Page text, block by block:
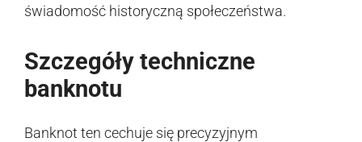
świadomość historyczną społeczeństwa.
Szczegóły techniczne
banknotu
Banknot ten cechuje się precyzyjnym